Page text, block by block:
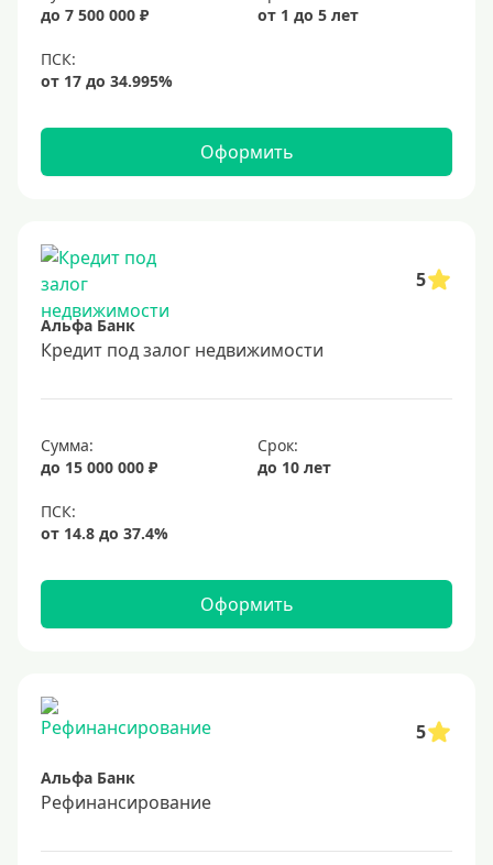
8%
9%
11%
12%
14%
15%
16%
17%
20%
Сумма
1000000 руб
1200000 руб
1300000 руб
1500000 руб
1600000 руб
до 7 500 000 ₽
от 1 до 5 лет
Оформить
5
Альфа Банк
Кредит под залог недвижимости
Сумма:
до 15 000 000 ₽
Срок:
до 10 лет
Оформить
5
Альфа Банк
Рефинансирование